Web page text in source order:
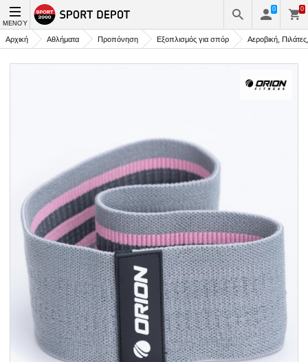
ΜΕΝΟΎ
0 0
Αρχική Αθλήματα Προπόνηση Εξοπλισμός για σπόρ Αεροβική,